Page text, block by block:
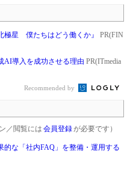
極星 僕たちはどう働くか』 PR(FIN
導入を成功させる理由 PR(ITmedia
Recommended by
ン／閲覧には 会員登録が必要です）
的な「社内FAQ」を整備・運用する